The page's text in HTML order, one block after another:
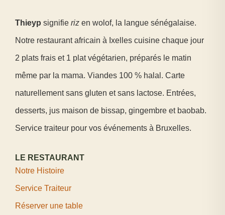
Thieyp signifie riz en wolof, la langue sénégalaise.
Notre restaurant africain à Ixelles cuisine chaque jour
2 plats frais et 1 plat végétarien, préparés le matin
même par la mama. Viandes 100 % halal. Carte
naturellement sans gluten et sans lactose. Entrées,
desserts, jus maison de bissap, gingembre et baobab.
Service traiteur pour vos événements à Bruxelles.
LE RESTAURANT
Notre Histoire
Service Traiteur
Réserver une table